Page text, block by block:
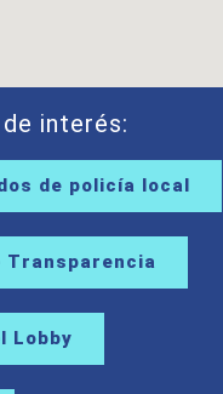
interés:
de policía local
Transparencia
Lobby